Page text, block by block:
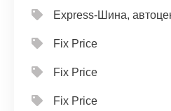
Express-Шина,
Fix Price
Fix Price
Fix Price